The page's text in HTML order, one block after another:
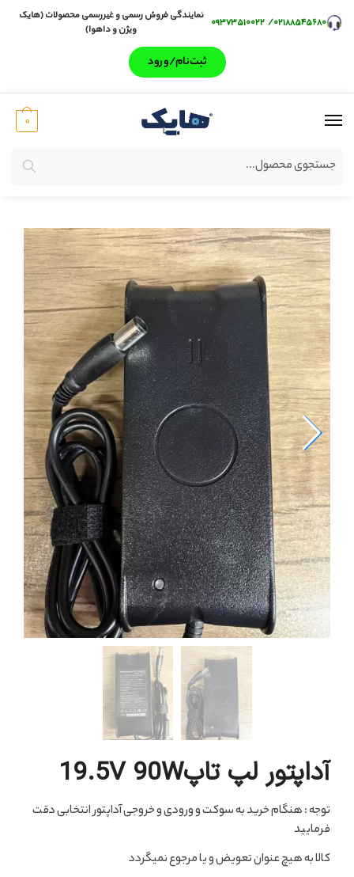
۰۲۱۸۸۵۴۵۶۸۰/ ۰۹۳۷۳۵۱۰۰۲۲
نمایندگی فروش رسمی و غیررسمی محصولات (هایک
ویژن و داهوا)
ثبت‌‌نام/ورود
جستجو
0
آداپتور لپ تاپ19.5V 90W
توجه : هنگام خرید به سوکت و ورودی و خروجی آداپتور انتخابی دقت
فرمایید
کالا به هیچ عنوان تعویض و یا مرجوع نمیگردد